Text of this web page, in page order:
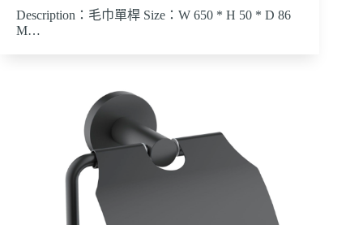
Description：毛巾單桿 Size：W 650 * H 50 * D 86
M…